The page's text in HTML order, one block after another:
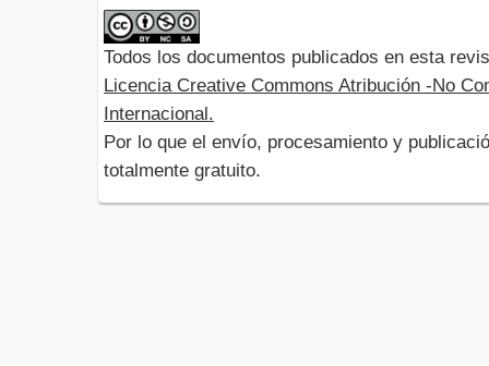
Todos los documentos publicados en esta
Licencia Creative Commons Atribución -No
Internacional.
Por lo que el envío, procesamiento y
totalmente gratuito.